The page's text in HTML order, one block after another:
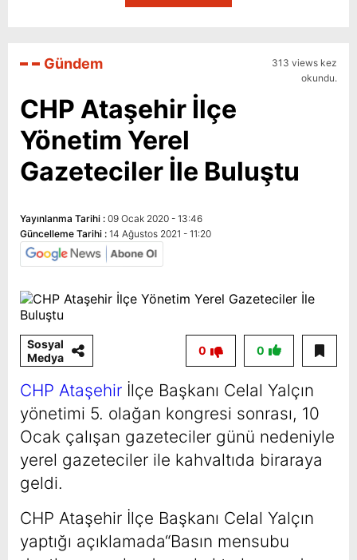
Gündem
313 views kez
okundu.
CHP Ataşehir İlçe
Yönetim Yerel
Gazeteciler İle Buluştu
Yayınlanma Tarihi : 09 Ocak 2020 - 13:46
Güncelleme Tarihi : 14 Ağustos 2021 - 11:20
Sosyal
Medya
0
0
CHP Ataşehir İlçe Başkanı Celal Yalçın
yönetimi 5. olağan kongresi sonrası, 10
Ocak çalışan gazeteciler günü nedeniyle
yerel gazeteciler ile kahvaltıda biraraya
geldi.
CHP Ataşehir İlçe Başkanı Celal Yalçın
yaptığı açıklamada“Basın mensubu